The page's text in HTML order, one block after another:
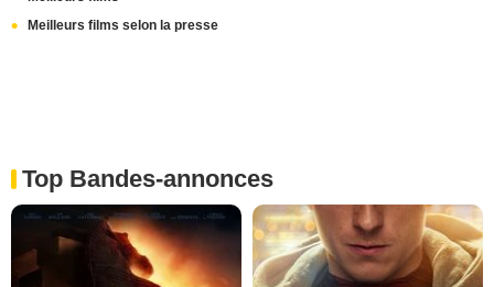
Meilleurs films selon la presse
Top Bandes-annonces